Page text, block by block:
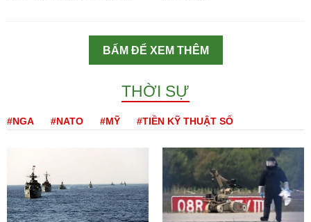
BẤM ĐỂ XEM THÊM
THỜI SỰ
#NGA #NATO #MỸ #TIỀN KỸ THUẬT SỐ